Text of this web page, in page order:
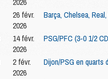
26 févr.
2026
Barça, Chelsea,
14 févr.
2026
PSG/PFC (3-0 1/2
2 févr.
2026
Dijon/PSG en quarts